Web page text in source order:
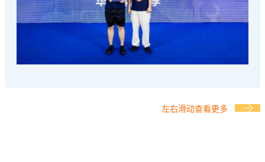
左右滑动查看更多